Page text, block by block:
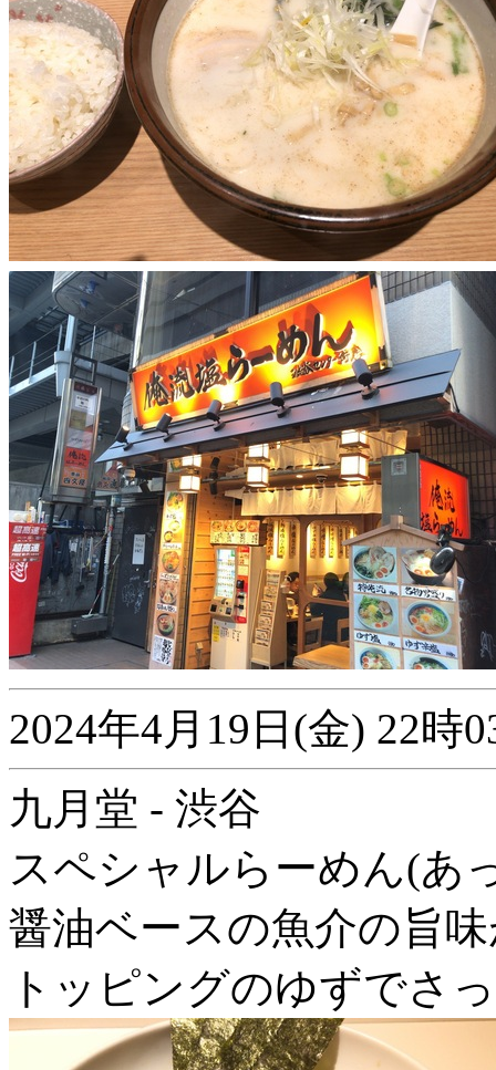
2024年4月19日(金) 22時
九月堂 - 渋谷
スペシャルらーめん(あ
醤油ベースの魚介の旨
トッピングのゆずでさ